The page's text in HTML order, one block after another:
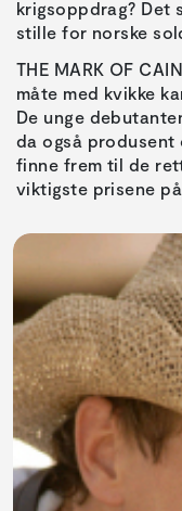
krigsoppdrag? Det
stille for norske
THE MARK OF
måte med kvikke
De unge
da også
finne frem til de
viktigste prisene